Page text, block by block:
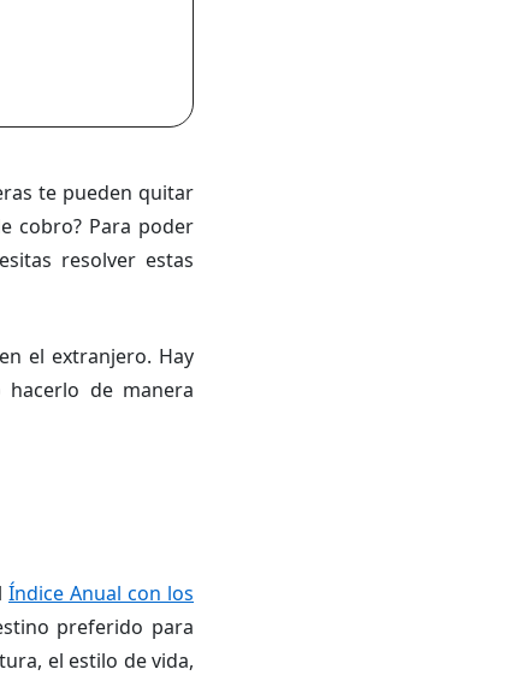
te pueden quitar
cobro? Para poder
resolver estas
el extranjero. Hay
de manera
Índice Anual con los
preferido para
el estilo de vida,